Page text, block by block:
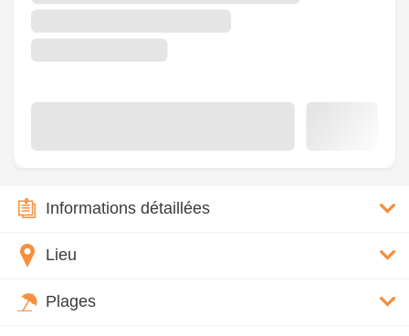
Informations détaillées
Lieu
Plages